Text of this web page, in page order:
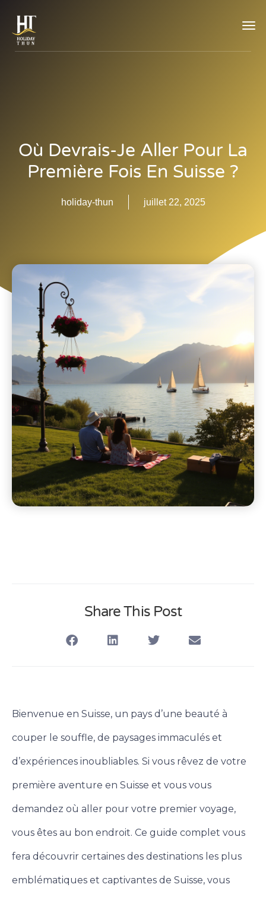
Où Devrais-Je Aller Pour La
Première Fois En Suisse ?
holiday-thun juillet 22, 2025
Share This Post
Bienvenue en Suisse, un pays d’une beauté à
couper le souffle, de paysages immaculés et
d’expériences inoubliables. Si vous rêvez de votre
première aventure en Suisse et vous vous
demandez où aller pour votre premier voyage,
vous êtes au bon endroit. Ce guide complet vous
fera découvrir certaines des destinations les plus
emblématiques et captivantes de Suisse, vous